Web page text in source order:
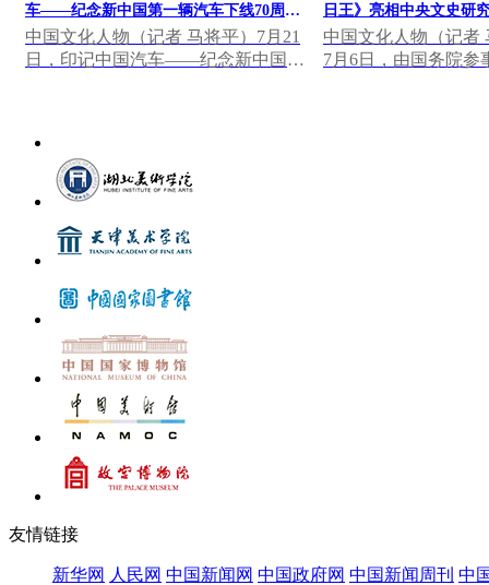
车——纪念新中国第一辆汽车下线70周年
大众篆刻作品展”发表视频致辞
中国文化人物（记者 马将平）7月21
日，印记中国汽车——纪念新中国第
日王》亮相中央文史研
果展
中国文化人物（记者
7月6日，由国务院参
友情链接
新华网 人民网 中国新闻网 中国政府网 中国新闻周刊 中